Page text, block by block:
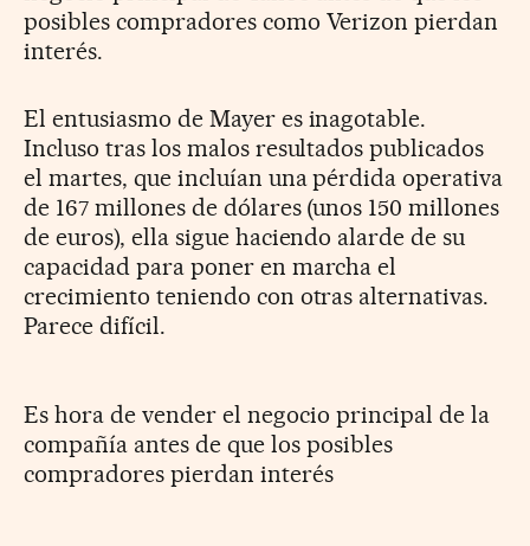
posibles compradores como Verizon pierdan
interés.
El entusiasmo de Mayer es inagotable.
Incluso tras los malos resultados publicados
el martes, que incluían una pérdida operativa
de 167 millones de dólares (unos 150 millones
de euros), ella sigue haciendo alarde de su
capacidad para poner en marcha el
crecimiento teniendo con otras alternativas.
Parece difícil.
Es hora de vender el negocio principal de la
compañía antes de que los posibles
compradores pierdan interés